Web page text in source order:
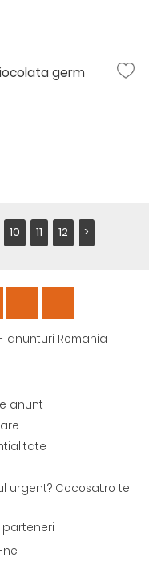
germ
10 11 12 >
anunturi Romania
anunt
Cocosat.ro te
parteneri